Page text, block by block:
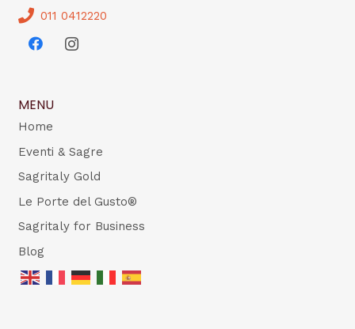
011 0412220
MENU
Home
Eventi & Sagre
Sagritaly Gold
Le Porte del Gusto®
Sagritaly for Business
Blog